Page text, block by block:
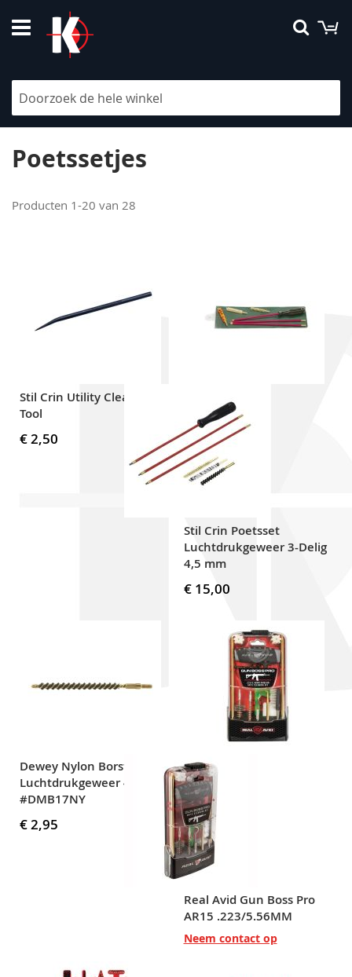
naar
de
Filteren
Poetssetjes
Producten 1-20 van 28
Stil Crin Utility Cleaning
Tool
€ 2,50
Stil Crin Poetsset
Luchtdrukgeweer 3-Delig
4,5 mm
€ 15,00
Dewey Nylon Borstel voor
Luchtdrukgeweer 4,5 mm
#DMB17NY
€ 2,95
Real Avid Gun Boss Pro
AR15 .223/5.56MM
Neem contact op